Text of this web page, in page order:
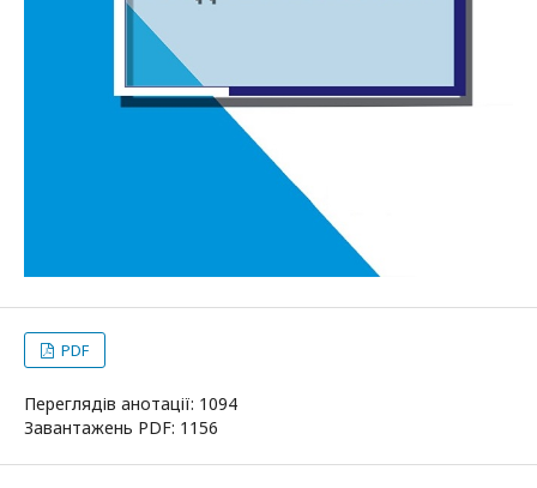
PDF
Переглядів анотації: 1094
Завантажень PDF: 1156